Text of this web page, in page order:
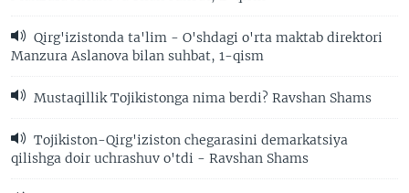
Qirg'izistonda ta'lim - O'shdagi o'rta maktab direktori
Manzura Aslanova bilan suhbat, 1-qism
Mustaqillik Tojikistonga nima berdi? Ravshan Shams
Tojikiston-Qirg'iziston chegarasini demarkatsiya
qilishga doir uchrashuv o'tdi - Ravshan Shams